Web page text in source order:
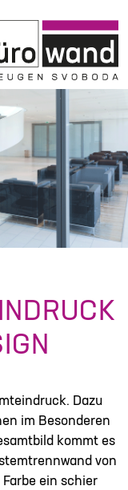
Dazu
im Besonderen
kommt es
von
Farbe ein schier